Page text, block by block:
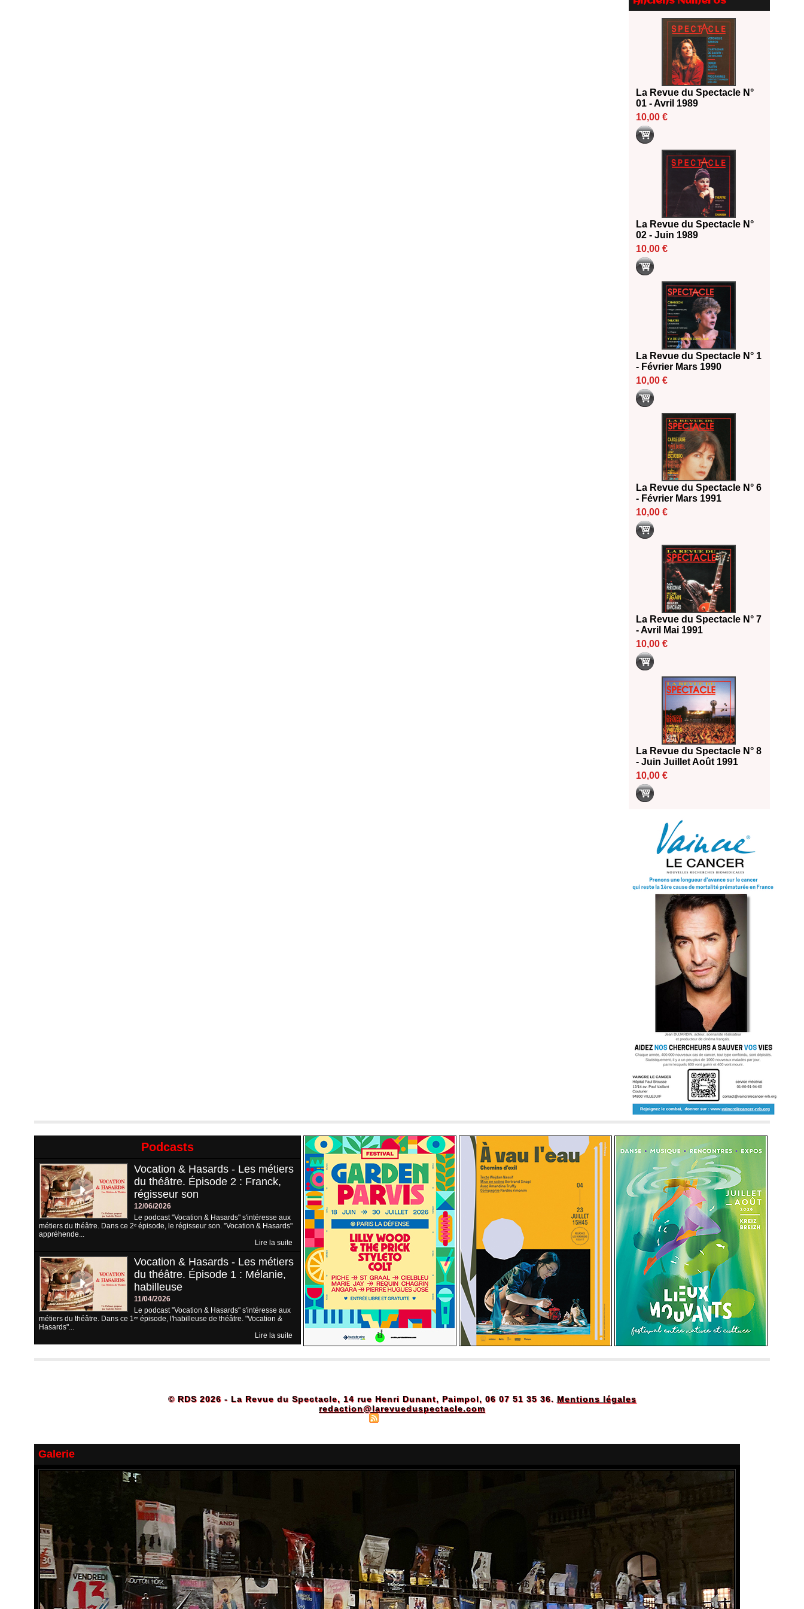
Le palmarès des prix SACD
Les 10 lauréats du Fonds
Grandes Formes Théâtre 2026
Nomination de Nathalie
Garraud et Olivier Saccomano à
la direction du Théâtre de
Gennevilliers - CDN
13/06/2026
Dispositif SACD Auteurs
d'espaces : les lauréats 2026
La Revue du Spectacle N°
01 - Avril 1989
10,00 €
La Revue du Spectacle N°
02 - Juin 1989
10,00 €
La Revue du Spectacle N° 1
- Février Mars 1990
10,00 €
La Revue du Spectacle N° 6
- Février Mars 1991
10,00 €
La Revue du Spectacle N° 7
- Avril Mai 1991
10,00 €
La Revue du Spectacle N° 8
- Juin Juillet Août 1991
10,00 €
Podcasts
Vocation & Hasards - Les métiers
du théâtre. Épisode 2 : Franck,
régisseur son
12/06/2026
Le podcast "Vocation & Hasards" s'intéresse aux
métiers du théâtre. Dans ce 2ᵉ épisode, le régisseur son. "Vocation & Hasards"
appréhende...
Lire la suite
Vocation & Hasards - Les métiers
du théâtre. Épisode 1 : Mélanie,
habilleuse
11/04/2026
Le podcast "Vocation & Hasards" s'intéresse aux
métiers du théâtre. Dans ce 1ᵉʳ épisode, l'habilleuse de théâtre. "Vocation &
Hasards"...
Lire la suite
© RDS 2026 - La Revue du Spectacle, 14 rue Henri Dunant, Paimpol, 06 07 51 35 36. Mentions légales
redaction@larevueduspectacle.com
Galerie